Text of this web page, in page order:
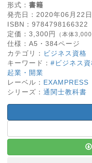
形式： 書籍
発売日： 2020年06月22日
ISBN： 9784798166322
定価： 3,300円 （本体
仕様： A5・ 384ページ
カテゴリ： ビジネス資格
キーワード： #ビジネス資
起業・開業
レーベル： EXAMPRESS
シリーズ： 通関士教科書